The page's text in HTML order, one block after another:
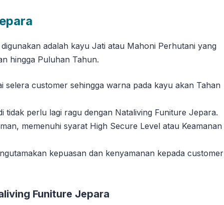
adalah kayu Jati atau Mahoni Perhutani yang
hingga Puluhan Tahun.
selera customer sehingga warna pada kayu akan Tahan
tidak perlu lagi ragu dengan Nataliving Funiture Jepara.
memenuhi syarat High Secure Level atau Keamanan
kepuasan dan kenyamanan kepada customer
Funiture Jepara